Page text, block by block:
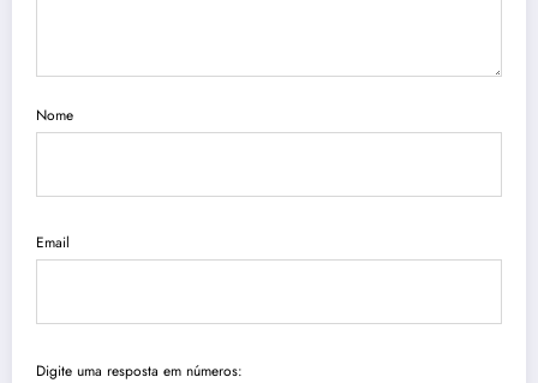
Nome
Email
Digite uma resposta em números: